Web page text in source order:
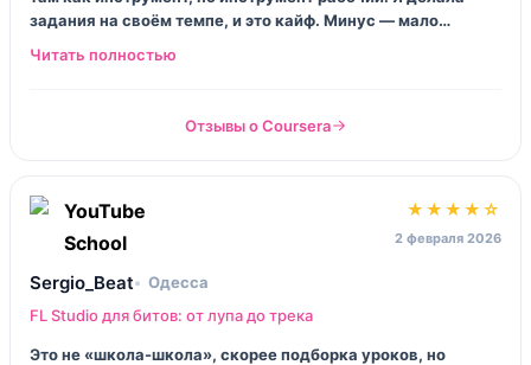
задания на своём темпе, и это кайф. Минус — мало
Отзывы о Coursera
★★★★☆
2 февраля 2026
Sergio_Beat
Одесса
FL Studio для битов: от лупа до трека
Это не «школа-школа», скорее подборка уроков, но